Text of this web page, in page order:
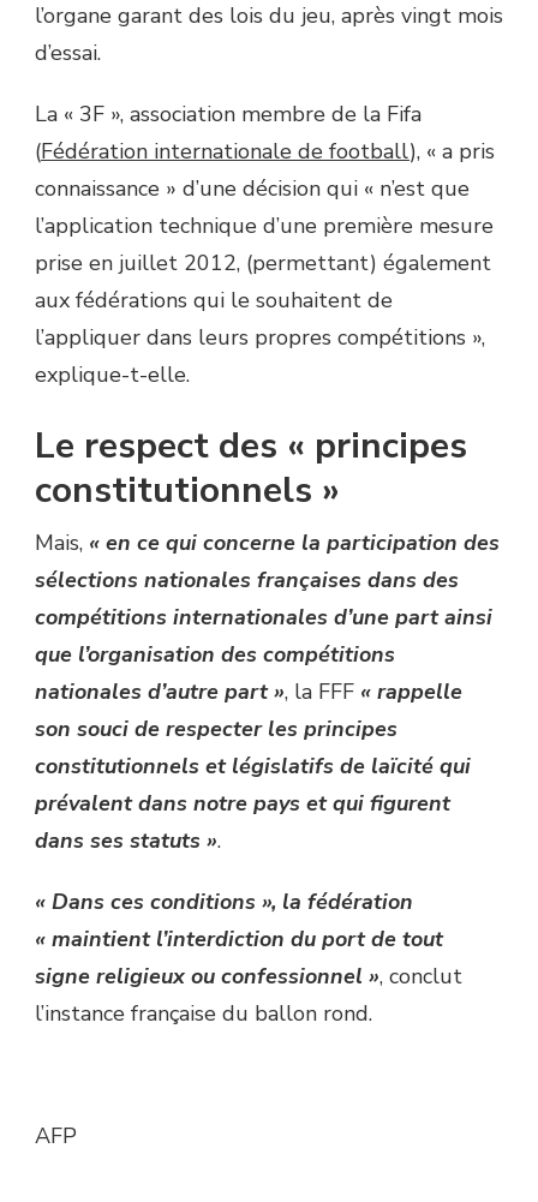
l’organe garant des lois du jeu, après vingt mois
d’essai.
La « 3F », association membre de la Fifa
(Fédération internationale de football), « a pris
connaissance » d’une décision qui « n’est que
l’application technique d’une première mesure
prise en juillet 2012, (permettant) également
aux fédérations qui le souhaitent de
l’appliquer dans leurs propres compétitions »,
explique-t-elle.
Le respect des « principes
constitutionnels »
Mais, « en ce qui concerne la participation des
sélections nationales françaises dans des
compétitions internationales d’une part ainsi
que l’organisation des compétitions
nationales d’autre part », la FFF « rappelle
son souci de respecter les principes
constitutionnels et législatifs de laïcité qui
prévalent dans notre pays et qui figurent
dans ses statuts ».
« Dans ces conditions », la fédération
« maintient l’interdiction du port de tout
signe religieux ou confessionnel », conclut
l’instance française du ballon rond.
AFP